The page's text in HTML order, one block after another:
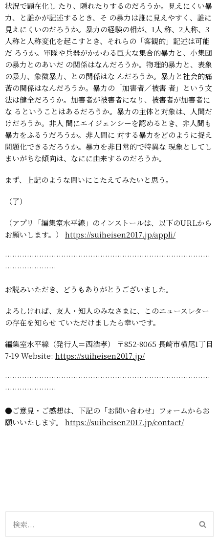
状況で顕在化し たり、隠れたりするのだろうか。見えにくい暴
力、と誰かが記述するとき、そ の暴力は誰に見えやすく、誰に
見えにくいのだろうか。暴力の経験の相が、1人 称、2人称、3
人称と人称変化を起こすとき、それらの「客観的」記述は可能
だ ろうか。軍隊や兵器がかかわる巨大な集合的暴力と、小集団
の暴力とのあいだ の関係はなんだろうか。物理的暴力と、表象
の暴力、象徴暴力、との関係はな んだろうか。暴力と社会的痛
苦の関係はなんだろうか。暴力の「加害者／被害 者」という文
法は健全だろうか。加害者が被害者になり、被害者が加害者に
な るということはあるだろうか。暴力の主体と対象は、人間だ
けだろうか。非人 間にエイジェンシーを認めるとき、非人間も
暴力をふるうだろうか。非人間に 対する暴力をどのように捉え
問題化できるだろうか。暴力を非日常的で特異な 現象としてし
まいがちな傾向は、なにに由来するのだろうか。
まず、上記のような問いにこたえてみたいと思う。
（了）
（アプリ「編集室水平線」のインストールは、以下のURLから
お願いします。）
https://suiheisen2017.jp/appli/
…………………………………………………………………………
…………………
お読みいただき、どうもありがとうございました。
よろしければ、友人・知人のみなさまに、このニュースレター
の存在を知らせ ていただけましたら幸いです。
編集室水平線（発行人＝西浩孝）
〒852-8065 長崎市横尾1丁目
7-19 Website: https://suiheisen2017.jp/
…………………………………………………………………………
…………………
●ご意見・ご感想は、下記の「お問い合わせ」フォームからお
願いいたします。
https://suiheisen2017.jp/contact/